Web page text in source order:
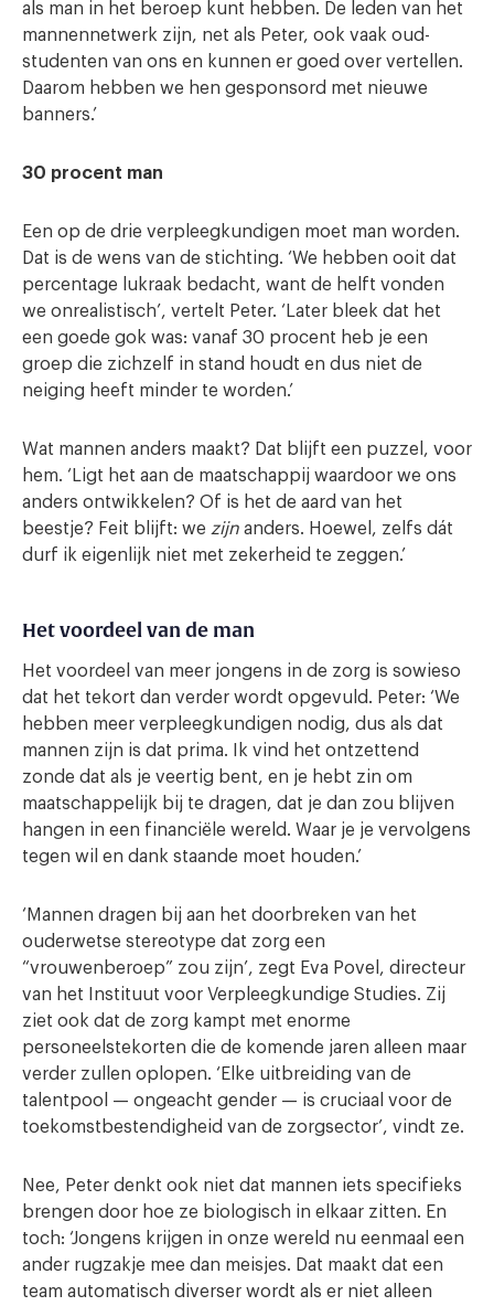
als man in het beroep kunt hebben. De leden van het
mannennetwerk zijn, net als Peter, ook vaak oud-
studenten van ons en kunnen er goed over vertellen.
Daarom hebben we hen gesponsord met nieuwe
banners.’
30 procent man
Een op de drie verpleegkundigen moet man worden.
Dat is de wens van de stichting. ‘We hebben ooit dat
percentage lukraak bedacht, want de helft vonden
we onrealistisch’, vertelt Peter. ‘Later bleek dat het
een goede gok was: vanaf 30 procent heb je een
groep die zichzelf in stand houdt en dus niet de
neiging heeft minder te worden.’
Wat mannen anders maakt? Dat blijft een puzzel, voor
hem. ‘Ligt het aan de maatschappij waardoor we ons
anders ontwikkelen? Of is het de aard van het
beestje? Feit blijft: we zijn anders. Hoewel, zelfs dát
durf ik eigenlijk niet met zekerheid te zeggen.’
Het voordeel van de man
Het voordeel van meer jongens in de zorg is sowieso
dat het tekort dan verder wordt opgevuld. Peter: ‘We
hebben meer verpleegkundigen nodig, dus als dat
mannen zijn is dat prima. Ik vind het ontzettend
zonde dat als je veertig bent, en je hebt zin om
maatschappelijk bij te dragen, dat je dan zou blijven
hangen in een financiële wereld. Waar je je vervolgens
tegen wil en dank staande moet houden.’
‘Mannen dragen bij aan het doorbreken van het
ouderwetse stereotype dat zorg een
“vrouwenberoep” zou zijn’, zegt Eva Povel, directeur
van het Instituut voor Verpleegkundige Studies. Zij
ziet ook dat de zorg kampt met enorme
personeelstekorten die de komende jaren alleen maar
verder zullen oplopen. ‘Elke uitbreiding van de
talentpool — ongeacht gender — is cruciaal voor de
toekomstbestendigheid van de zorgsector’, vindt ze.
Nee, Peter denkt ook niet dat mannen iets specifieks
brengen door hoe ze biologisch in elkaar zitten. En
toch: ‘Jongens krijgen in onze wereld nu eenmaal een
ander rugzakje mee dan meisjes. Dat maakt dat een
team automatisch diverser wordt als er niet alleen